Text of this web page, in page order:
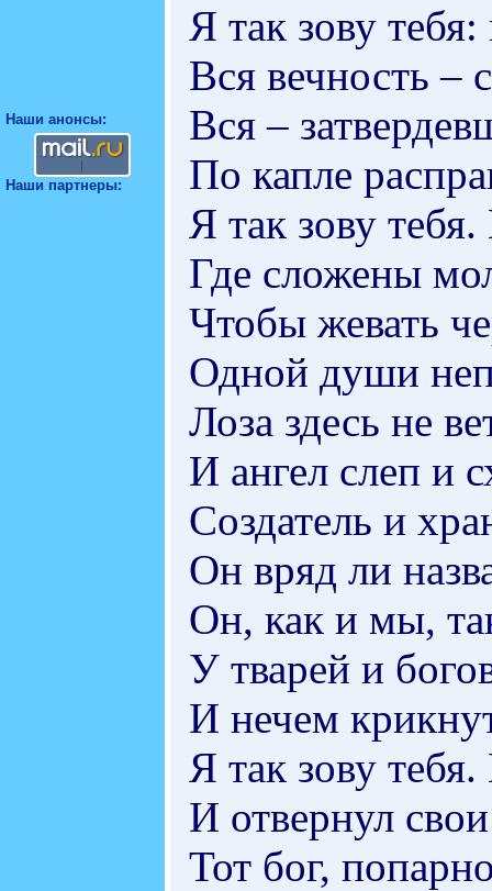
Наши анонсы:
Наши партнеры:
Я так зову
Вся вечность –
Вся –
По капле
Я так зову
Где сложены
Чтобы жевать
Одной души
Лоза здесь не
И ангел слеп и
Создатель и
Он вряд ли
Он, как и мы,
У тварей и
И нечем
Я так зову
И отвернул
Тот бог,